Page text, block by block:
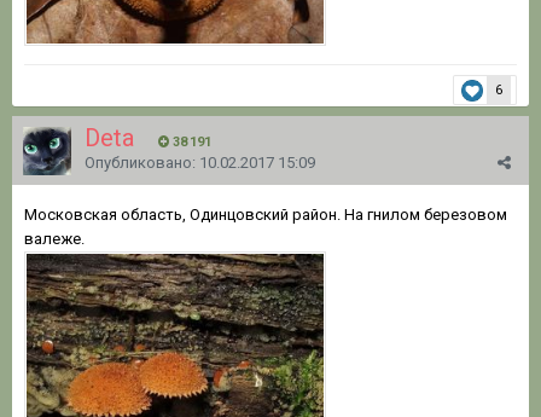
6
Deta 38 191
Опубликовано: 10.02.2017 15:09
Московская область, Одинцовский район. На гнилом березовом
валеже.